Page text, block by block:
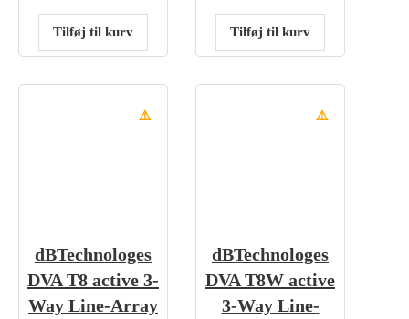
Tilføj til kurv Tilføj til kurv
⚠️
dBTechnologes
DVA T8 active 3-
Way Line-Array
⚠️
dBTechnologes
DVA T8W active
3-Way Line-